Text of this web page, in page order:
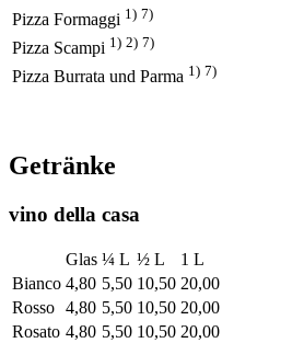
Pizza Formaggi 1) 7)
Pizza Scampi 1) 2) 7)
Pizza Burrata und Parma 1) 7)
Getränke
vino della casa
Glas ¼ L ½ L
1 L
Bianco 4,80 5,50 10,50 20,00
Rosso 4,80 5,50 10,50 20,00
Rosato 4,80 5,50 10,50 20,00